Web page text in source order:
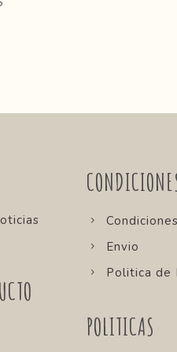
Envio
Politica de
POLITICAS